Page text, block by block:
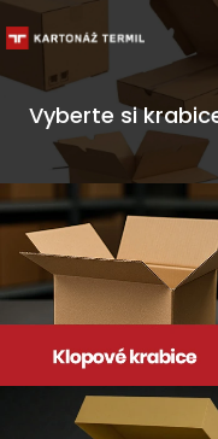
na
Vyberte si